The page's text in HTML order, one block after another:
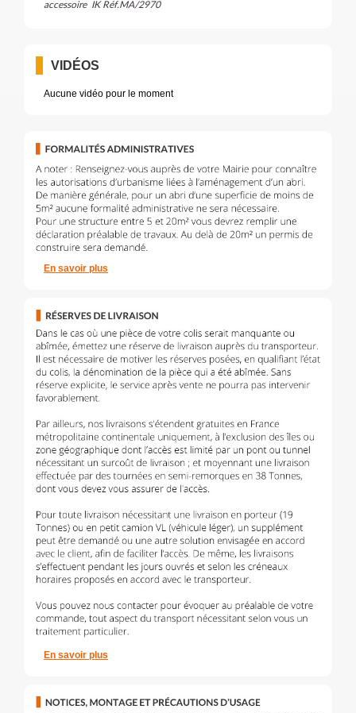
accessoire IK Réf.MA/2970
VIDÉOS
Aucune vidéo pour le moment
En savoir plus
En savoir plus